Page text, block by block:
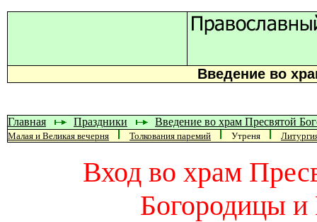
Введение во
Главная Праздники Введение во храм Пресвятой
Малая и Великая вечерня Толкования паремий Утреня
Вход во храм
Богородицы